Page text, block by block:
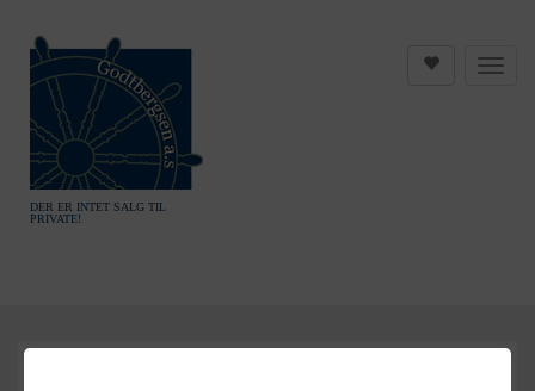
DER ER INTET SALG TIL
PRIVATE!